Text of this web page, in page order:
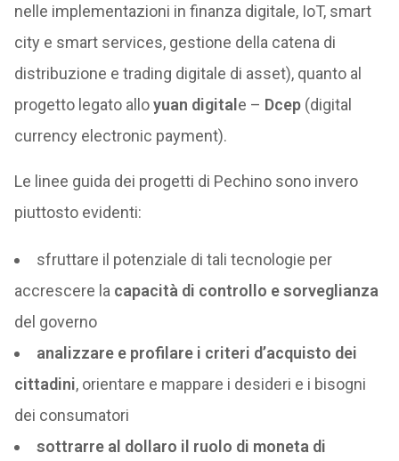
nelle implementazioni in finanza digitale, IoT, smart
city e smart services, gestione della catena di
distribuzione e trading digitale di asset), quanto al
progetto legato alloyuan digitale – Dcep(digital
currency electronic payment).
Le linee guida dei progetti di Pechino sono invero
piuttosto evidenti:
sfruttare il potenziale di tali tecnologie per
accrescere la capacità di controllo e sorveglianza
del governo
analizzare e profilare i criteri d’acquisto dei
cittadini, orientare e mappare i desideri e i bisogni
dei consumatori
sottrarre al dollaro il ruolo di moneta di